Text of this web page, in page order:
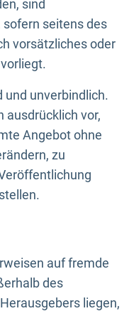
sind
seitens des
vorsätzliches oder
und unverbindlich.
ausdrücklich vor,
Angebot ohne
zu
auf fremde
des
liegen,